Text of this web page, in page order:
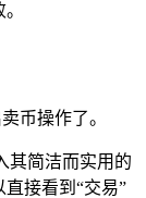
币操作了。
其简洁而实用的
接看到“交易”